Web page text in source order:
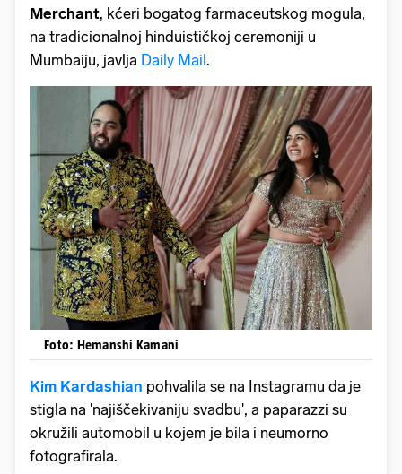
Merchant, kćeri bogatog farmaceutskog mogula,
na tradicionalnoj hinduističkoj ceremoniji u
Mumbaiju, javlja Daily Mail.
Foto: Hemanshi Kamani
Kim Kardashian pohvalila se na Instagramu da je
stigla na 'najiščekivaniju svadbu', a paparazzi su
okružili automobil u kojem je bila i neumorno
fotografirala.